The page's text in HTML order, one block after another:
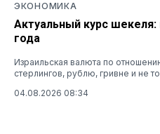
ЭКОНОМИКА
Актуальный курс шекеля:
года
Израильская валюта по
стерлингов, рублю, гривне и не
04.08.2026 08:34